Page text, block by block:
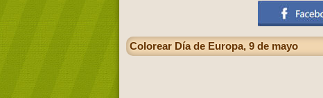
Colorear Día de Europa, 9 de mayo